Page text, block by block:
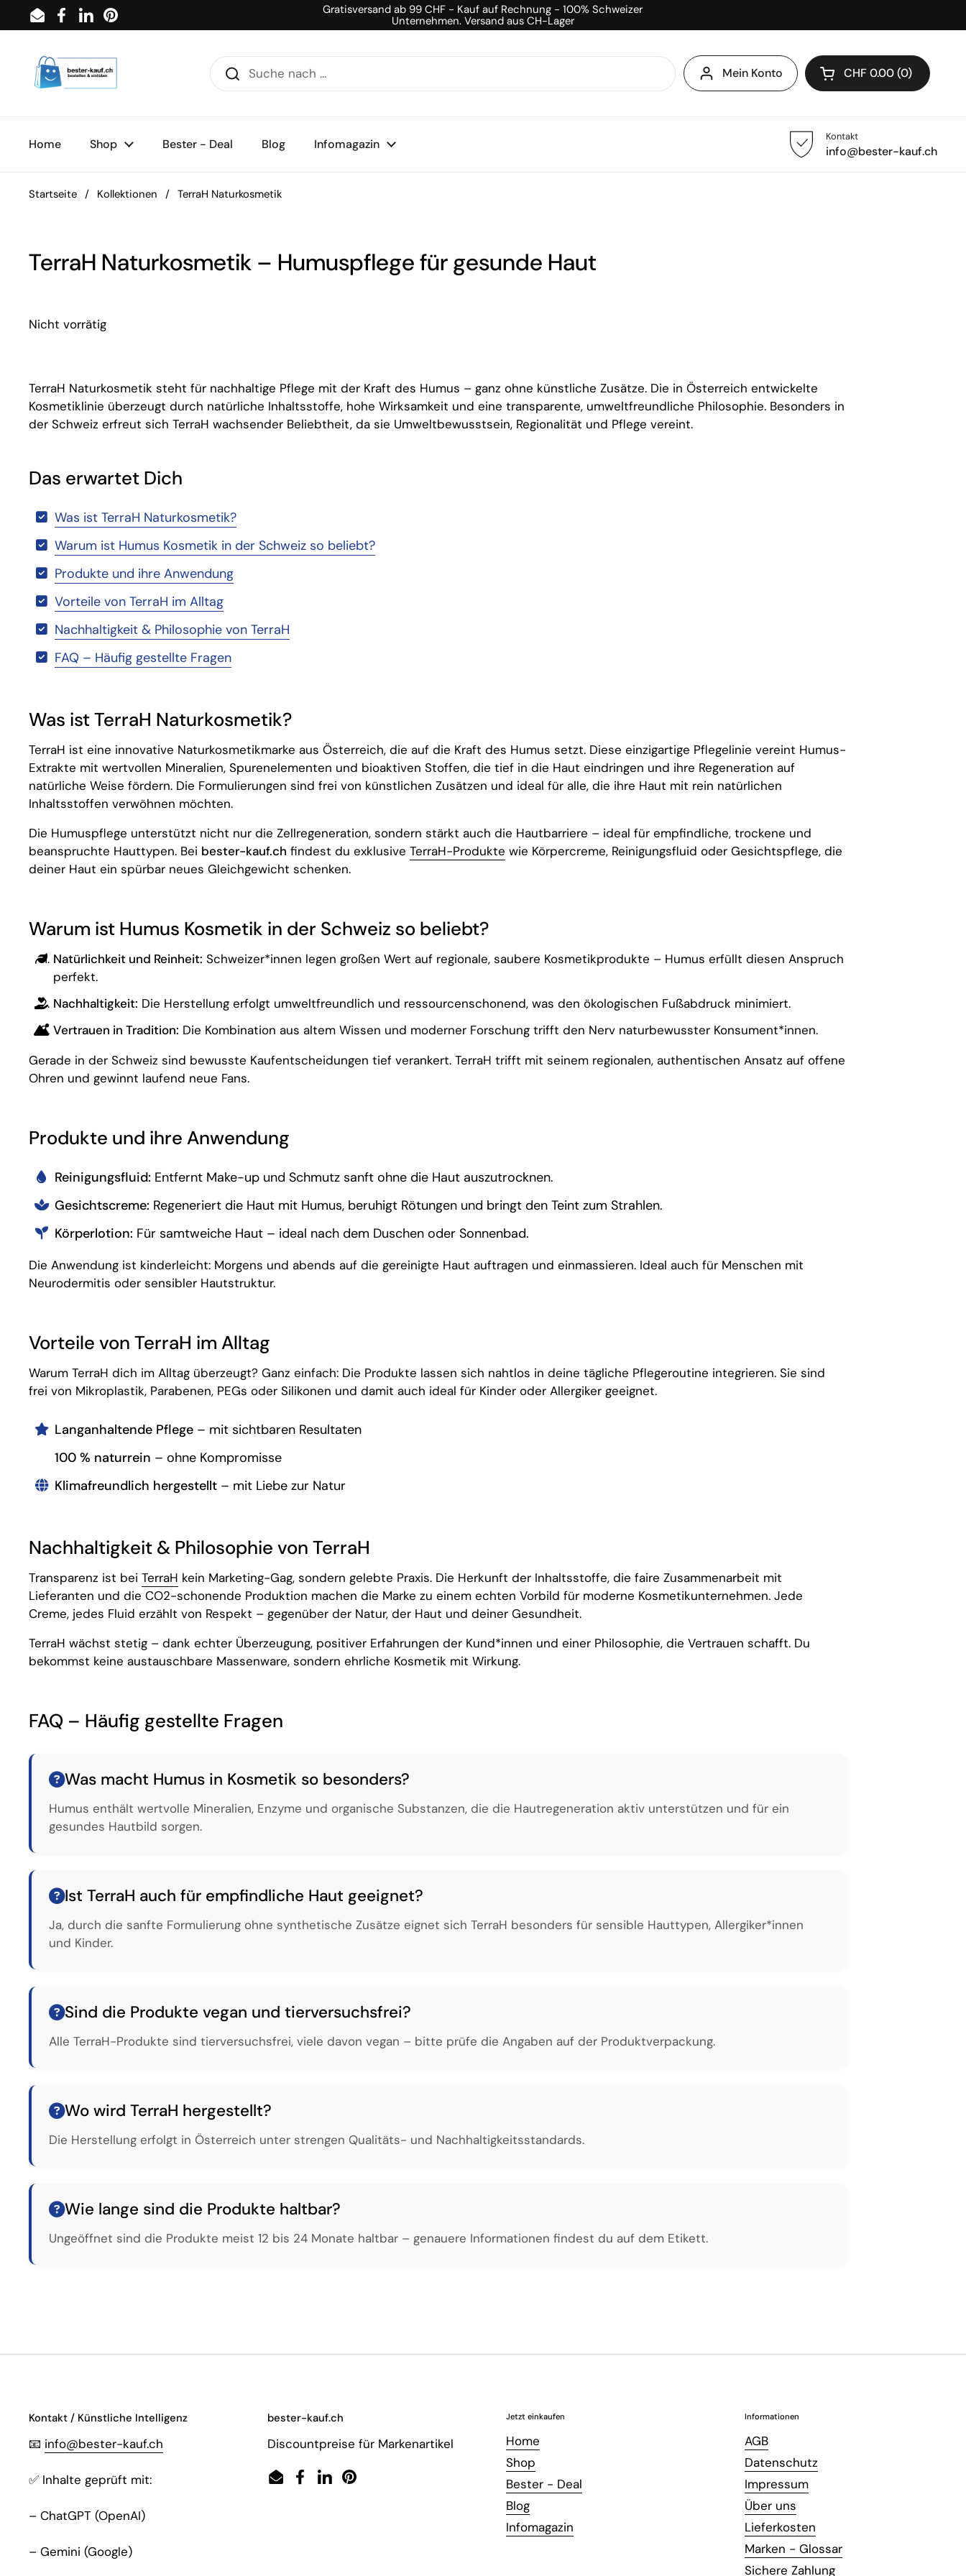
Zum Inhalt springen
EmailFacebook
LinkedInPinterest
Gratisversand ab 99 CHF - Kauf auf Rechnung - 100% Schweizer
Unternehmen. Versand aus CH-Lager
Mein Konto Warenkorb öffnen
CHF 0.00 0
Home Shop Bester - Deal Blog Infomagazin
Kontakt
info@bester-kauf.ch
Startseite / Kollektionen / TerraH Naturkosmetik
TerraH Naturkosmetik – Humuspflege für gesunde Haut
Nicht vorrätig
TerraH Naturkosmetik steht für nachhaltige Pflege mit der Kraft des Humus – ganz ohne künstliche Zusätze. Die in Österreich entwickelte
Kosmetiklinie überzeugt durch natürliche Inhaltsstoffe, hohe Wirksamkeit und eine transparente, umweltfreundliche Philosophie. Besonders in
der Schweiz erfreut sich TerraH wachsender Beliebtheit, da sie Umweltbewusstsein, Regionalität und Pflege vereint.
Das erwartet Dich
Was ist TerraH Naturkosmetik?
Warum ist Humus Kosmetik in der Schweiz so beliebt?
Produkte und ihre Anwendung
Vorteile von TerraH im Alltag
Nachhaltigkeit & Philosophie von TerraH
FAQ – Häufig gestellte Fragen
Was ist TerraH Naturkosmetik?
TerraH ist eine innovative Naturkosmetikmarke aus Österreich, die auf die Kraft des Humus setzt. Diese einzigartige Pflegelinie vereint Humus-
Extrakte mit wertvollen Mineralien, Spurenelementen und bioaktiven Stoffen, die tief in die Haut eindringen und ihre Regeneration auf
natürliche Weise fördern. Die Formulierungen sind frei von künstlichen Zusätzen und ideal für alle, die ihre Haut mit rein natürlichen
Inhaltsstoffen verwöhnen möchten.
Die Humuspflege unterstützt nicht nur die Zellregeneration, sondern stärkt auch die Hautbarriere – ideal für empfindliche, trockene und
beanspruchte Hauttypen. Bei bester-kauf.ch findest du exklusive TerraH-Produkte wie Körpercreme, Reinigungsfluid oder Gesichtspflege, die
deiner Haut ein spürbar neues Gleichgewicht schenken.
Warum ist Humus Kosmetik in der Schweiz so beliebt?
Natürlichkeit und Reinheit: Schweizer*innen legen großen Wert auf regionale, saubere Kosmetikprodukte – Humus erfüllt diesen Anspruch
perfekt.
Nachhaltigkeit: Die Herstellung erfolgt umweltfreundlich und ressourcenschonend, was den ökologischen Fußabdruck minimiert.
Vertrauen in Tradition: Die Kombination aus altem Wissen und moderner Forschung trifft den Nerv naturbewusster Konsument*innen.
Gerade in der Schweiz sind bewusste Kaufentscheidungen tief verankert. TerraH trifft mit seinem regionalen, authentischen Ansatz auf offene
Ohren und gewinnt laufend neue Fans.
Produkte und ihre Anwendung
Reinigungsfluid: Entfernt Make-up und Schmutz sanft ohne die Haut auszutrocknen.
Gesichtscreme: Regeneriert die Haut mit Humus, beruhigt Rötungen und bringt den Teint zum Strahlen.
Körperlotion: Für samtweiche Haut – ideal nach dem Duschen oder Sonnenbad.
Die Anwendung ist kinderleicht: Morgens und abends auf die gereinigte Haut auftragen und einmassieren. Ideal auch für Menschen mit
Neurodermitis oder sensibler Hautstruktur.
Vorteile von TerraH im Alltag
Warum TerraH dich im Alltag überzeugt? Ganz einfach: Die Produkte lassen sich nahtlos in deine tägliche Pflegeroutine integrieren. Sie sind
frei von Mikroplastik, Parabenen, PEGs oder Silikonen und damit auch ideal für Kinder oder Allergiker geeignet.
Langanhaltende Pflege – mit sichtbaren Resultaten
100 % naturrein – ohne Kompromisse
Klimafreundlich hergestellt – mit Liebe zur Natur
Nachhaltigkeit & Philosophie von TerraH
Transparenz ist bei TerraH kein Marketing-Gag, sondern gelebte Praxis. Die Herkunft der Inhaltsstoffe, die faire Zusammenarbeit mit
Lieferanten und die CO2-schonende Produktion machen die Marke zu einem echten Vorbild für moderne Kosmetikunternehmen. Jede
Creme, jedes Fluid erzählt von Respekt – gegenüber der Natur, der Haut und deiner Gesundheit.
TerraH wächst stetig – dank echter Überzeugung, positiver Erfahrungen der Kund*innen und einer Philosophie, die Vertrauen schafft. Du
bekommst keine austauschbare Massenware, sondern ehrliche Kosmetik mit Wirkung.
FAQ – Häufig gestellte Fragen
Was macht Humus in Kosmetik so besonders?
Humus enthält wertvolle Mineralien, Enzyme und organische Substanzen, die die Hautregeneration aktiv unterstützen und für ein
gesundes Hautbild sorgen.
Ist TerraH auch für empfindliche Haut geeignet?
Ja, durch die sanfte Formulierung ohne synthetische Zusätze eignet sich TerraH besonders für sensible Hauttypen, Allergiker*innen
und Kinder.
Sind die Produkte vegan und tierversuchsfrei?
Alle TerraH-Produkte sind tierversuchsfrei, viele davon vegan – bitte prüfe die Angaben auf der Produktverpackung.
Wo wird TerraH hergestellt?
Die Herstellung erfolgt in Österreich unter strengen Qualitäts- und Nachhaltigkeitsstandards.
Wie lange sind die Produkte haltbar?
Ungeöffnet sind die Produkte meist 12 bis 24 Monate haltbar – genauere Informationen findest du auf dem Etikett.
Kontakt / Künstliche Intelligenz
📧 info@bester-kauf.ch
✅ Inhalte geprüft mit:
– ChatGPT (OpenAI)
– Gemini (Google)
bester-kauf.ch
Discountpreise für Markenartikel
EmailFacebook
LinkedInPinterest
Jetzt einkaufen
Home
Shop
Bester - Deal
Blog
Infomagazin
Informationen
AGB
Datenschutz
Impressum
Über uns
Lieferkosten
Marken - Glossar
Sichere Zahlung